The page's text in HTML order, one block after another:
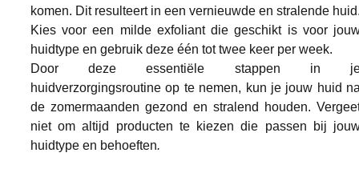
komen. Dit resulteert in een vernieuwde en stralende
Kies voor een milde exfoliant die geschikt is voor
huidtype en gebruik deze één tot twee keer per week.
Door deze essentiële stappen in
huidverzorgingsroutine op te nemen, kun je jouw huid
de zomermaanden gezond en stralend houden.
niet om altijd producten te kiezen die passen bij
huidtype en behoeften.